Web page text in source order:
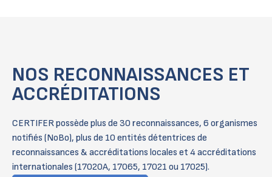
NOS RECONNAISSANCES ET
ACCRÉDITATIONS
CERTIFER possède plus de 30 reconnaissances, 6 organismes
notifiés (NoBo), plus de 10 entités détentrices de
reconnaissances & accréditations locales et 4 accréditations
internationales (17020A, 17065, 17021 ou 17025).